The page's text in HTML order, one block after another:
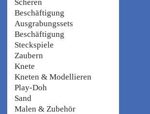
Scheren
Beschäftigung
Ausgrabungssets
Beschäftigung
Steckspiele
Zaubern
Knete
Kneten & Modellieren
Play-Doh
Sand
Malen & Zubehör